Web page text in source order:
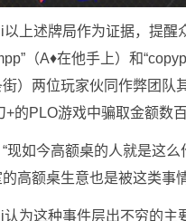
以上述牌局作为证据，提醒
（A♦在他手上）和
）两位玩家伙同作弊团队
+的PLO游戏中骗取金额数百
现如今高额桌的人就是这
高额桌生意也是被这类事
认为这种事件层出不穷的主